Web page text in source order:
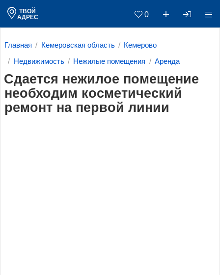
ТВОЙ
АДРЕС
0
Главная Кемеровская область Кемерово
Недвижимость Нежилые помещения Аренда
Сдается нежилое помещение
необходим косметический
ремонт на первой линии